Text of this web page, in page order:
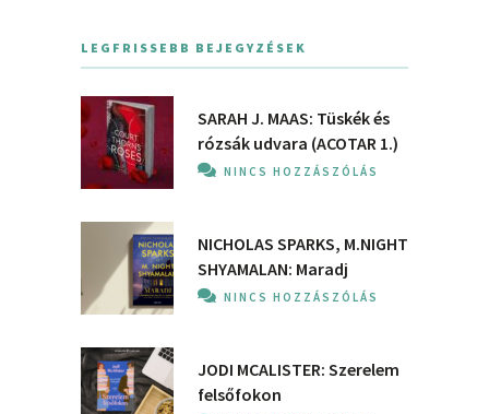
LEGFRISSEBB BEJEGYZÉSEK
SARAH J. MAAS: Tüskék és
rózsák udvara (ACOTAR 1.)
NINCS HOZZÁSZÓLÁS
NICHOLAS SPARKS, M.NIGHT
SHYAMALAN: Maradj
NINCS HOZZÁSZÓLÁS
JODI MCALISTER: Szerelem
felsőfokon